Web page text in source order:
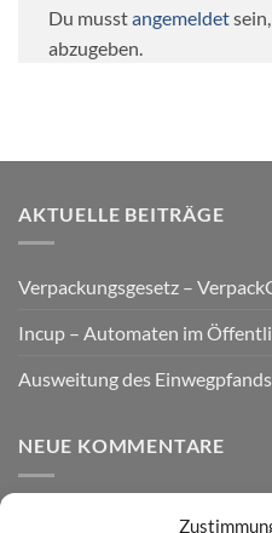
Du musstangemeldet
abzugeben.
AKTUELLE BEITRÄGE
Verpackungsgesetz –
Incup – Automaten im
Ausweitung des Einwegpfands
NEUE KOMMENTARE